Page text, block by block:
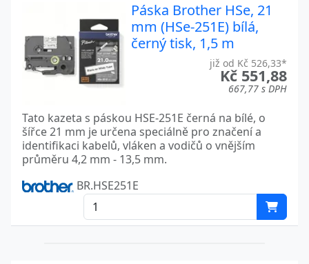
Páska Brother HSe, 21
mm (HSe-251E) bílá,
černý tisk, 1,5 m
již od Kč 526,33*
Kč 551,88
667,77 s DPH
Tato kazeta s páskou HSE-251E černá na bílé, o
šířce 21 mm je určena speciálně pro značení a
identifikaci kabelů, vláken a vodičů o vnějším
průměru 4,2 mm - 13,5 mm.
BR.HSE251E